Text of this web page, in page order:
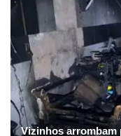
Vizinhos arrombam